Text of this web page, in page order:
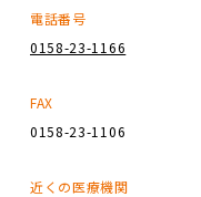
電話番号
0158-23-1166
FAX
0158-23-1106
近くの医療機関